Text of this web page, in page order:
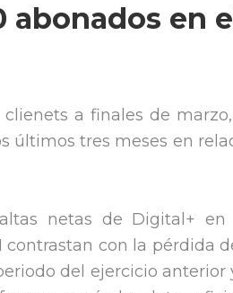
abonados en
clienets a finales de
últimos tres meses en
altas netas de Digital+
contrastan con la pérdida
del ejercicio anterior